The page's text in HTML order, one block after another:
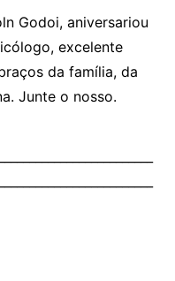
Godoi, aniversariou
excelente
da família, da
Junte o nosso.